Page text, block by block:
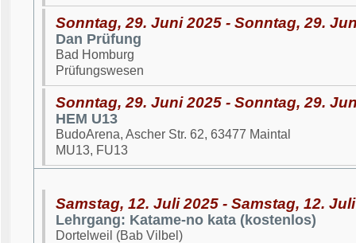
Sonntag, 29. Juni 2025 - Sonntag, 29.
Dan Prüfung
Bad Homburg
Prüfungswesen
Sonntag, 29. Juni 2025 - Sonntag, 29.
HEM U13
BudoArena, Ascher Str. 62, 63477 Maintal
MU13, FU13
Samstag, 12. Juli 2025 - Samstag, 12.
Lehrgang: Katame-no kata (kostenlos)
Dortelweil (Bab Vilbel)